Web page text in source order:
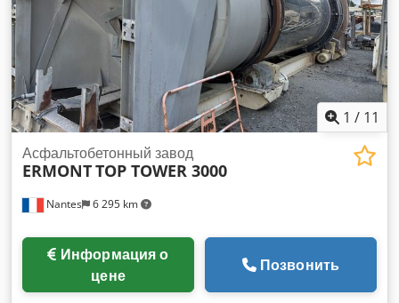
1 / 11
Nantes 6 295 km
Асфальтобетонный завод
ERMONTTOP TOWER 3000
цене
Позвонить